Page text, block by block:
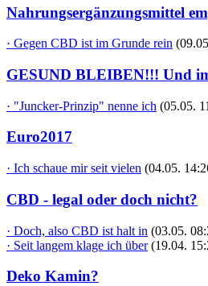
Nahrungsergänzungsmittel
· Gegen CBD ist im Grunde rein
GESUND BLEIBEN!!! Und
· "Juncker-Prinzip" nenne ich (05.05.
Euro2017
· Ich schaue mir seit vielen (04.05.
CBD - legal oder doch nicht?
· Doch, also CBD ist halt in (03.05.
· Seit langem klage ich über (19.04.
Deko Kamin?